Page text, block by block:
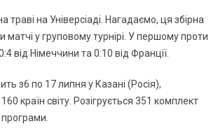
траві на Універсіаді. Нагадаємо, ця збірна
у груповому турнірі. У першому проти
від Німеччини та 0:10 від Франції.
з6 по 17 липня у Казані (Росія),
країн світу. Розігрується 351 комплект